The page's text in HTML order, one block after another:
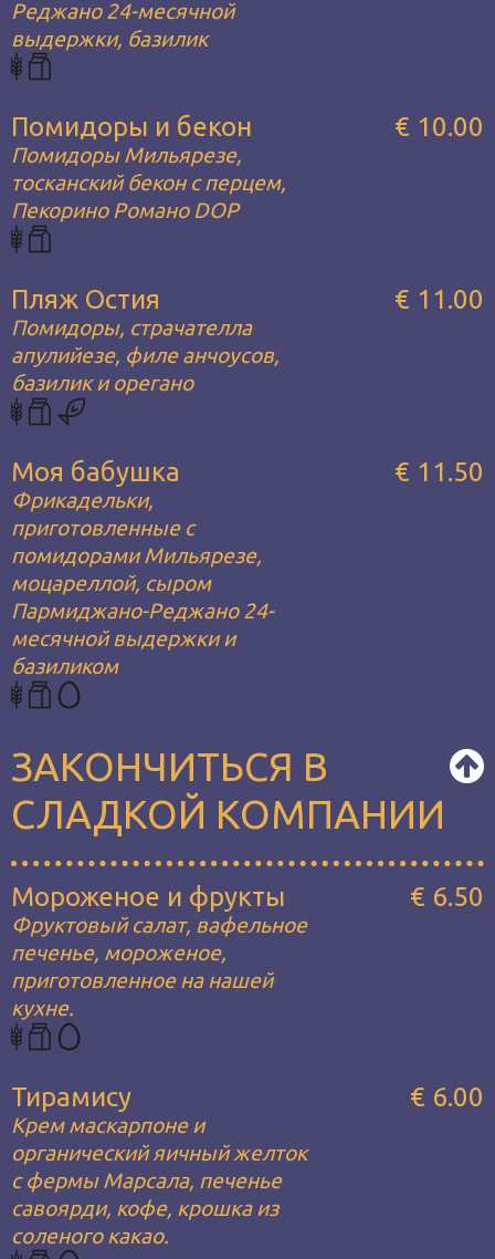
Реджано 24-месячной
выдержки, базилик
Помидоры и бекон
Помидоры Мильярезе,
тосканский бекон с перцем,
Пекорино Романо DOP
€ 10.00
Пляж Остия
Помидоры, страчателла
апулийезе, филе анчоусов,
базилик и орегано
€ 11.00
Моя бабушка
Фрикадельки,
приготовленные с
помидорами Мильярезе,
моцареллой, сыром
Пармиджано-Реджано 24-
месячной выдержки и
базиликом
€ 11.50
ЗАКОНЧИТЬСЯ В
СЛАДКОЙ КОМПАНИИ
Мороженое и фрукты
Фруктовый салат, вафельное
печенье, мороженое,
приготовленное на нашей
кухне.
€ 6.50
Тирамису
Крем маскарпоне и
органический яичный желток
с фермы Марсала, печенье
савоярди, кофе, крошка из
соленого какао.
€ 6.00